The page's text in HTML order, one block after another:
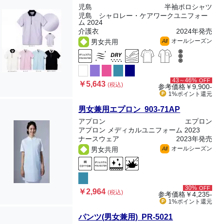
児島
半袖ポロシャツ
児島 シャロレー・ケアワークユニフォー
ム 2024
介護衣
2024年発売
男女共用
All オールシーズン
￥5,643(税込)
43～46% OFF
参考価格￥9,900-
1%ポイント 還元
男女兼用エプロン 903-71AP
アプロン
エプロン
アプロン メディカルユニフォーム 2023
ナースウェア
2023年発売
男女共用
All オールシーズン
￥2,964(税込)
30% OFF
参考価格￥4,235-
1%ポイント 還元
パンツ(男女兼用) PR-5021